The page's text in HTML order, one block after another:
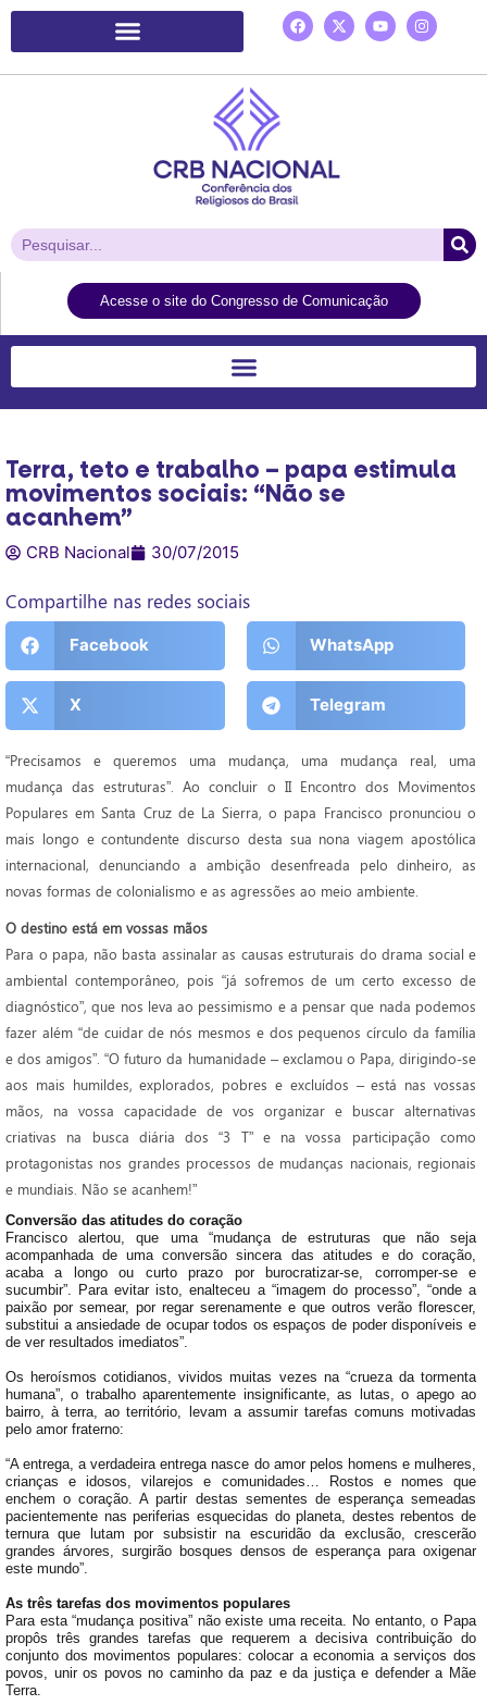
Acesse o site do Congresso de Comunicação
Terra, teto e trabalho – papa estimula
movimentos sociais: “Não se
acanhem”
CRB Nacional 30/07/2015
Compartilhe nas redes sociais
Facebook WhatsApp
X Telegram
“Precisamos e queremos uma mudança, uma mudança real, uma
mudança das estruturas”. Ao concluir o II Encontro dos Movimentos
Populares em Santa Cruz de La Sierra, o papa Francisco pronunciou o
mais longo e contundente discurso desta sua nona viagem apostólica
internacional, denunciando a ambição desenfreada pelo dinheiro, as
novas formas de colonialismo e as agressões ao meio ambiente.
O destino está em vossas mãos
Para o papa, não basta assinalar as causas estruturais do drama social e
ambiental contemporâneo, pois “já sofremos de um certo excesso de
diagnóstico”, que nos leva ao pessimismo e a pensar que nada podemos
fazer além “de cuidar de nós mesmos e dos pequenos círculo da família
e dos amigos”. “O futuro da humanidade – exclamou o Papa, dirigindo-se
aos mais humildes, explorados, pobres e excluídos – está nas vossas
mãos, na vossa capacidade de vos organizar e buscar alternativas
criativas na busca diária dos “3 T” e na vossa participação como
protagonistas nos grandes processos de mudanças nacionais, regionais
e mundiais. Não se acanhem!”
Conversão das atitudes do coração
Francisco alertou, que uma “mudança de estruturas que não seja
acompanhada de uma conversão sincera das atitudes e do coração,
acaba a longo ou curto prazo por burocratizar-se, corromper-se e
sucumbir”. Para evitar isto, enalteceu a “imagem do processo”, “onde a
paixão por semear, por regar serenamente e que outros verão florescer,
substitui a ansiedade de ocupar todos os espaços de poder disponíveis e
de ver resultados imediatos”.
Os heroísmos cotidianos, vividos muitas vezes na “crueza da tormenta
humana”, o trabalho aparentemente insignificante, as lutas, o apego ao
bairro, à terra, ao território, levam a assumir tarefas comuns motivadas
pelo amor fraterno:
“A entrega, a verdadeira entrega nasce do amor pelos homens e mulheres,
crianças e idosos, vilarejos e comunidades… Rostos e nomes que
enchem o coração. A partir destas sementes de esperança semeadas
pacientemente nas periferias esquecidas do planeta, destes rebentos de
ternura que lutam por subsistir na escuridão da exclusão, crescerão
grandes árvores, surgirão bosques densos de esperança para oxigenar
este mundo”.
As três tarefas dos movimentos populares
Para esta “mudança positiva” não existe uma receita. No entanto, o Papa
propôs três grandes tarefas que requerem a decisiva contribuição do
conjunto dos movimentos populares: colocar a economia a serviços dos
povos, unir os povos no caminho da paz e da justiça e defender a Mãe
Terra.